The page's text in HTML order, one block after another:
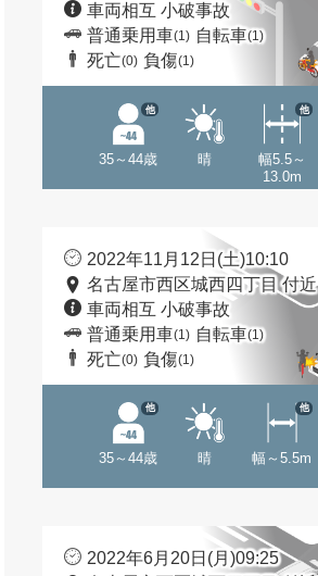
車両相互 小破事故
普通乗用車(1) 自転車(1)
死亡(0) 負傷(1)
35～44歳
他
晴
幅5.5～
13.0m
他
2022年11月12日(土)10:10
名古屋市西区城西四丁目 付近
車両相互 小破事故
普通乗用車(1) 自転車(1)
死亡(0) 負傷(1)
35～44歳
他
晴 幅～5.5m
他
2022年6月20日(月)09:25